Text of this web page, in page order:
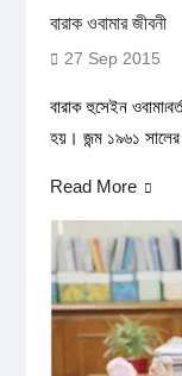
বারাক ওবামার জীবনী
27 Sep 2015
বারাক হুসেইন
হয়। জন্ম ১৯৬১
Read More